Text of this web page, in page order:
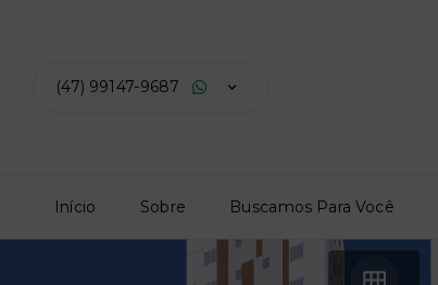
(47) 99147-9687
Início Sobre Buscamos Para Você